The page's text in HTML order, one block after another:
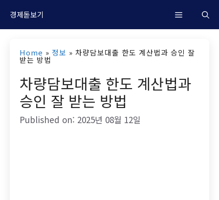
경제돋보기 M
Home » 정보 » 차량담보대출 한도 계산법과 승인 잘
받는 방법
차량담보대출 한도 계산법과
승인 잘 받는 방법
Published on: 2025년 08월 12일